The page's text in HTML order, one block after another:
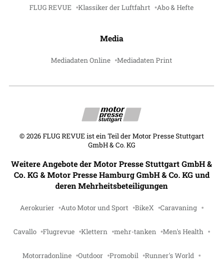
FLUG REVUE Klassiker der Luftfahrt Abo & Hefte
Media
Mediadaten Online Mediadaten Print
© 2026 FLUG REVUE ist ein Teil der Motor Presse Stuttgart
GmbH & Co. KG
Weitere Angebote der Motor Presse Stuttgart GmbH &
Co. KG & Motor Presse Hamburg GmbH & Co. KG und
deren Mehrheitsbeteiligungen
Aerokurier Auto Motor und Sport BikeX Caravaning
Cavallo Flugrevue Klettern mehr-tanken Men's Health
Motorradonline Outdoor Promobil Runner's World